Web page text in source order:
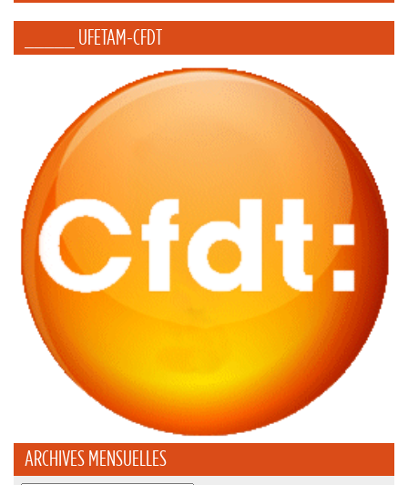
_____ UFETAM-CFDT
ARCHIVES MENSUELLES